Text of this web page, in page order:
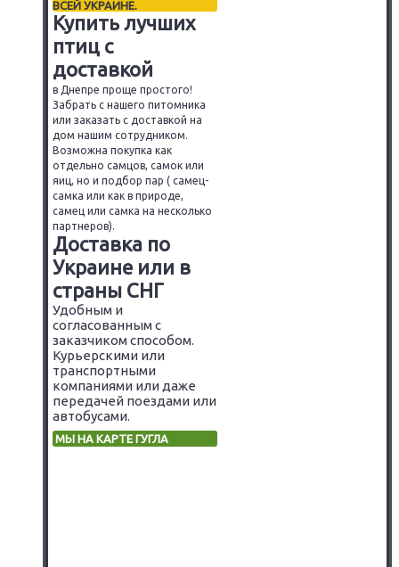
ВСЕЙ УКРАИНЕ.
Купить лучших
птиц с
доставкой
в Днепре проще простого!
Забрать с нашего питомника
или заказать с доставкой на
дом нашим сотрудником.
Возможна покупка как
отдельно самцов, самок или
яиц, но и подбор пар ( самец-
самка или как в природе,
самец или самка на несколько
партнеров).
Доставка по
Украине или в
страны СНГ
Удобным и
согласованным с
заказчиком способом.
Курьерскими или
транспортными
компаниями или даже
передачей поездами или
автобусами.
МЫ НА КАРТЕ ГУГЛА